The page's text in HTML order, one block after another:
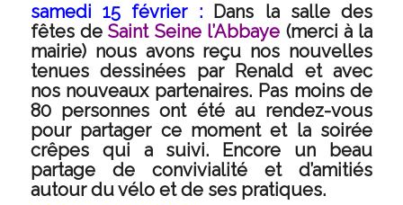
samedi 15 février :Dans la salle des
fêtes deSaint Seine l’Abbaye (merci à la
mairie) nous avons reçu nos nouvelles
tenues dessinées par Renald et avec
nos nouveaux partenaires. Pas moins de
80 personnes ont été au rendez-vous
pour partager ce moment et la soirée
crêpes qui a suivi. Encore un beau
partage de convivialité et d’amitiés
autour du vélo et de ses pratiques.